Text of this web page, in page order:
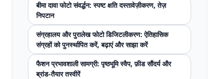
बीमा दावा फोटो संवर्द्धन: स्पष्ट क्षति दस्तावेज़ीकरण, तेज़
निपटान
संग्रहालय और पुरालेख फोटो डिजिटलीकरण: ऐतिहासिक
संग्रहों को पुनर्स्थापित करें, बढ़ाएं और साझा करें
फैशन प्रभावशाली सामग्री: पृष्ठभूमि स्वैप, फ़ीड सौंदर्य और
ब्रांड-तैयार तस्वीरें